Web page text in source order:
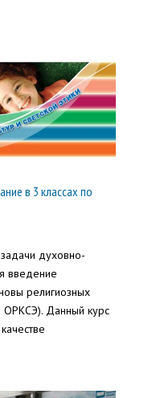
в 3 классах по
духовно-
введение
религиозных
ОРКСЭ). Данный курс